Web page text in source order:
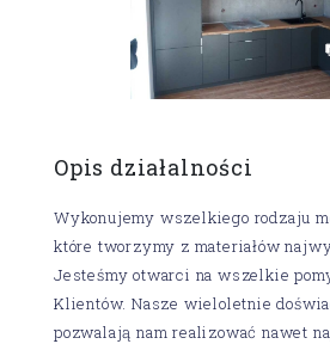
Opis działalności
Wykonujemy wszelkiego rodzaju
które tworzymy z materiałów
Jesteśmy otwarci na wszelkie
Klientów. Nasze wieloletnie
pozwalają nam realizować nawet